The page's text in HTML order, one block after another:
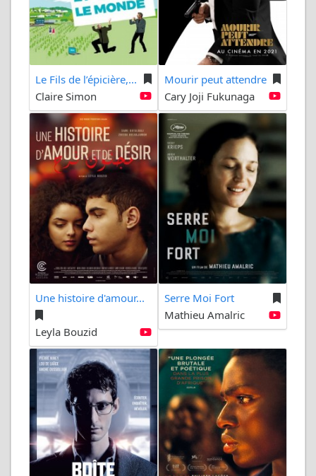
Le Fils de l’épicière,...
Claire Simon
Mourir peut attendre
Cary Joji Fukunaga
Une histoire d'amour...
Leyla Bouzid
Serre Moi Fort
Mathieu Amalric